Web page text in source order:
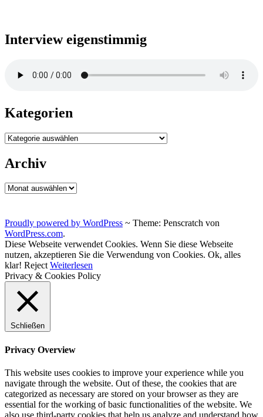
Interview eigenstimmig
Kategorien
Kategorien
Archiv
Archiv
Proudly powered by WordPress ~ Theme: Penscratch von
WordPress.com.
Diese Webseite verwendet Cookies. Wenn Sie diese Webseite
nutzen, akzeptieren Sie die Verwendung von Cookies. Ok, alles
klar! Reject Weiterlesen
Privacy & Cookies Policy
Schließen
Privacy Overview
This website uses cookies to improve your experience while you
navigate through the website. Out of these, the cookies that are
categorized as necessary are stored on your browser as they are
essential for the working of basic functionalities of the website. We
also use third-party cookies that help us analyze and understand how